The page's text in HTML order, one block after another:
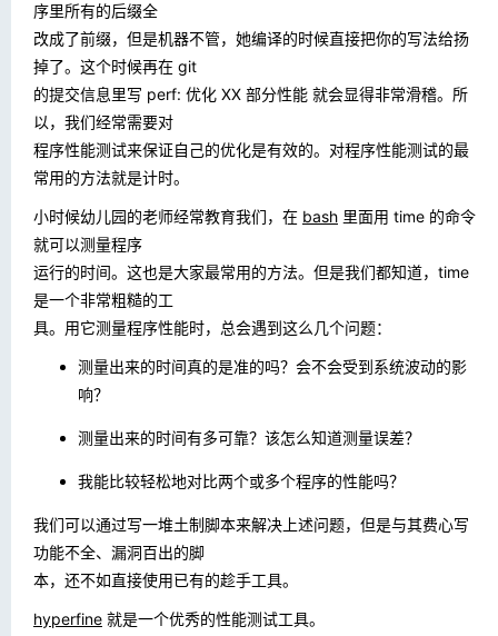
序里所有的后缀全
改成了前缀，但是机器不管，她编译的时候直接把你的写法给扬
掉了。这个时候再在 git
的提交信息里写 perf: 优化 XX 部分性能 就会显得非常滑稽。所
以，我们经常需要对
程序性能测试来保证自己的优化是有效的。对程序性能测试的最
常用的方法就是计时。
小时候幼儿园的老师经常教育我们，在 bash 里面用 time 的命令
就可以测量程序
运行的时间。这也是大家最常用的方法。但是我们都知道， time
是一个非常粗糙的工
具。用它测量程序性能时，总会遇到这么几个问题：
测量出来的时间真的是准的吗？会不会受到系统波动的影
响？
测量出来的时间有多可靠？该怎么知道测量误差？
我能比较轻松地对比两个或多个程序的性能吗？
我们可以通过写一堆土制脚本来解决上述问题，但是与其费心写
功能不全、漏洞百出的脚
本，还不如直接使用已有的趁手工具。
hyperfine 就是一个优秀的性能测试工具。